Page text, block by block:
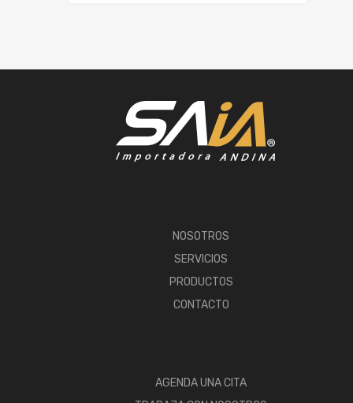
NOSOTROS
SERVICIOS
PRODUCTOS
CONTACTO
AGENDA UNA CITA